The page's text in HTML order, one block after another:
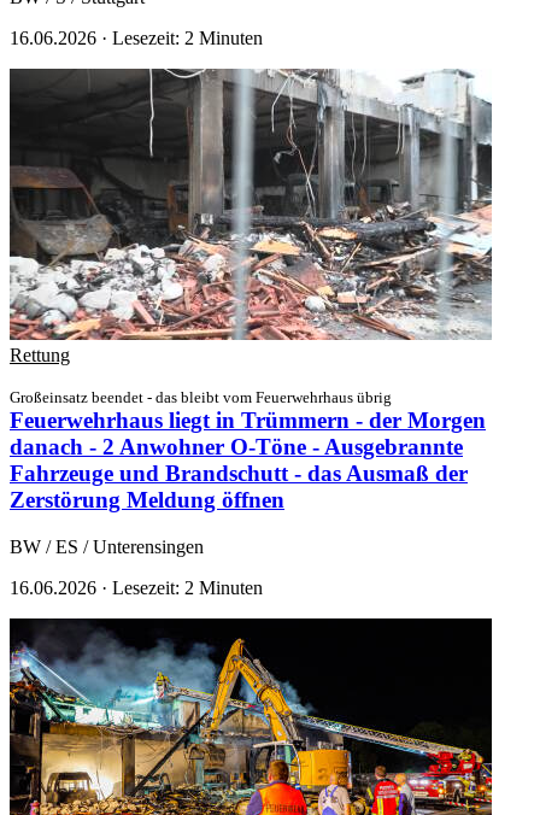
16.06.2026 · Lesezeit: 2 Minuten
Rettung
Großeinsatz beendet - das bleibt vom Feuerwehrhaus übrig
Feuerwehrhaus liegt in Trümmern - der Morgen
danach - 2 Anwohner O-Töne - Ausgebrannte
Fahrzeuge und Brandschutt - das Ausmaß der
Zerstörung Meldung öffnen
BW / ES / Unterensingen
16.06.2026 · Lesezeit: 2 Minuten